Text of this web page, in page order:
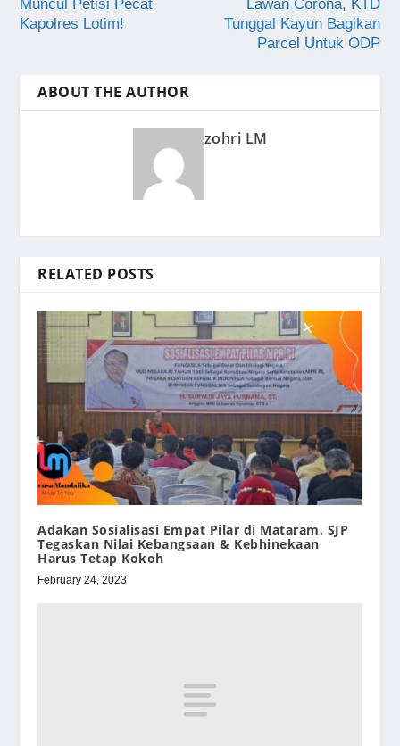
Muncul Petisi Pecat
Kapolres Lotim!
Lawan Corona, KTD
Tunggal Kayun Bagikan
Parcel Untuk ODP
ABOUT THE AUTHOR
zohri LM
RELATED POSTS
Adakan Sosialisasi Empat Pilar di Mataram, SJP
Tegaskan Nilai Kebangsaan & Kebhinekaan
Harus Tetap Kokoh
February 24, 2023